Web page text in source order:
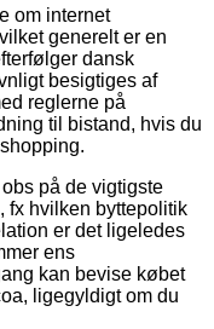
om internet
generelt er en
dansk
besigtiges af
reglerne på
til bistand, hvis du
på de vigtigste
fx hvilken byttepolitik
er det ligeledes
ens
kan bevise købet
ligegyldigt om du